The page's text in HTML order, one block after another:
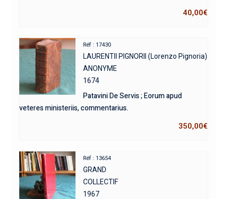
40,00€
Réf : 17430
LAURENTII PIGNORII (Lorenzo Pignoria)
ANONYME
1674
Patavini De Servis ; Eorum apud
veteres ministeriis, commentarius.
350,00€
Réf : 13654
GRAND
COLLECTIF
1967